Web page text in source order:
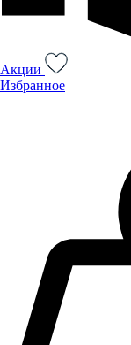
Акции
Избранное